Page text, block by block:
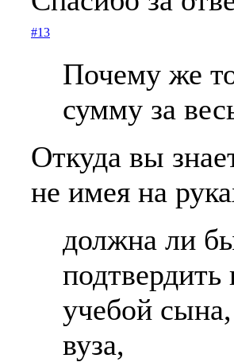
#13
Почему же
сумму за
Откуда вы
не имея на
должна ли
подтвердить
учебой
вуза,